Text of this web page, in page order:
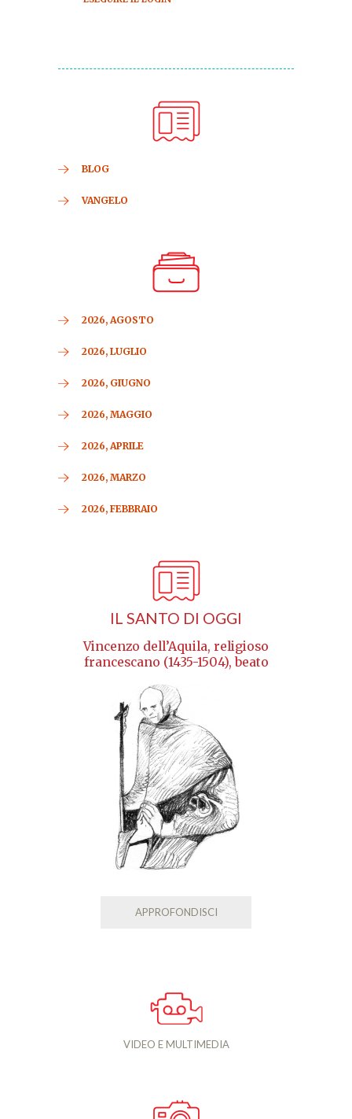
BLOG
VANGELO
2026, AGOSTO
2026, LUGLIO
2026, GIUGNO
2026, MAGGIO
2026, APRILE
2026, MARZO
2026, FEBBRAIO
IL SANTO DI OGGI
Vincenzo dell’Aquila, religioso
francescano (1435-1504), beato
APPROFONDISCI
VIDEO E MULTIMEDIA